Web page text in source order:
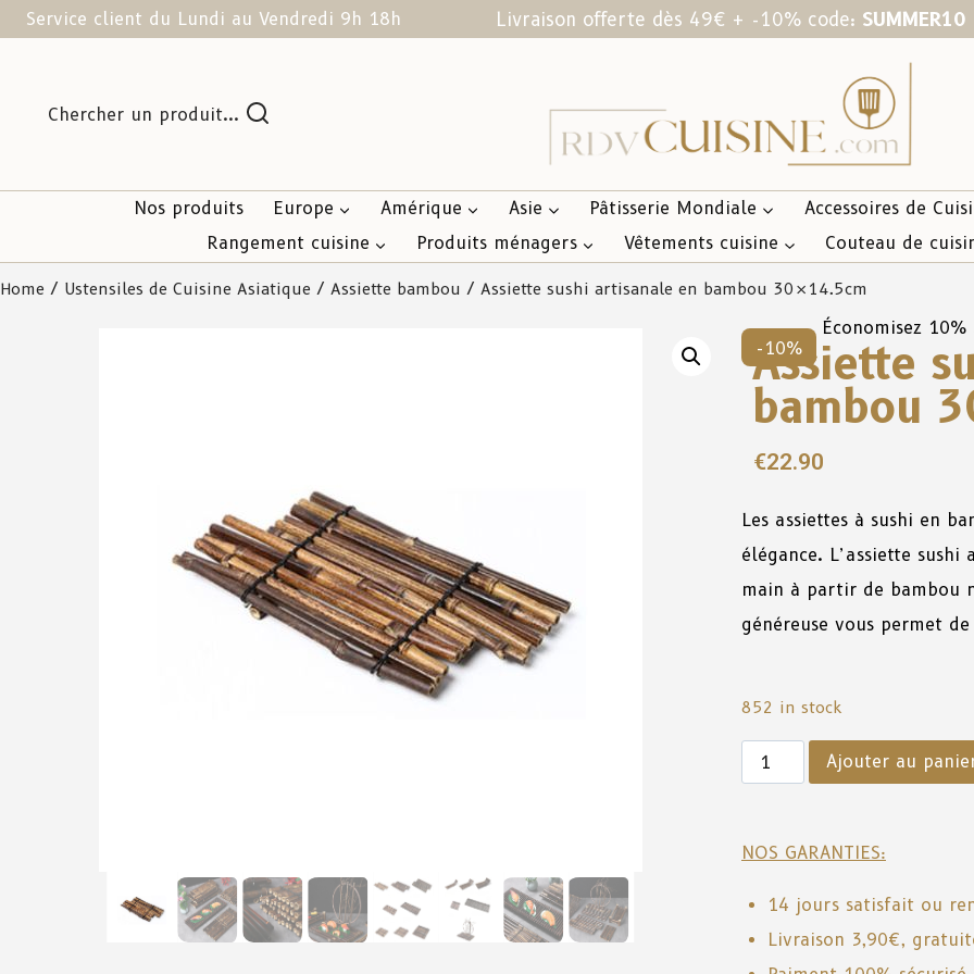
Service client du Lundi au Vendredi 9h 18h Livraison offerte dès 49€ + -10% code: SUMMER10
Chercher un produit...
Nos produits Europe Amérique Asie Pâtisserie Mondiale
Accessoires de
Rangement cuisine
Produits ménagers Vêtements cuisine Couteau de
Home / Ustensiles de Cuisine Asiatique / Assiette bambou / Assiette sushi artisanale en bambou 30×14.5cm
-10%
Économisez 10%
Assiette
bambou
€22.90
Les assiettes à sushi en
élégance. L’assiette
main à partir de bambou
généreuse vous permet de
852 in stock
Ajouter au
NOS GARANTIES:
14 jours satisfait ou
Livraison 3,90€,